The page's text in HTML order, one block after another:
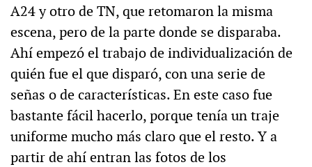
A24 y otro de TN, que retomaron la misma
escena, pero de la parte donde se disparaba.
Ahí empezó el trabajo de individualización de
quién fue el que disparó, con una serie de
señas o de características. En este caso fue
bastante fácil hacerlo, porque tenía un traje
uniforme mucho más claro que el resto. Y a
partir de ahí entran las fotos de los